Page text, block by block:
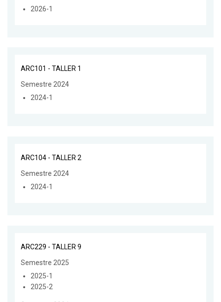
2026-1
ARC101 - TALLER 1
Semestre 2024
2024-1
ARC104 - TALLER 2
Semestre 2024
2024-1
ARC229 - TALLER 9
Semestre 2025
2025-1
2025-2